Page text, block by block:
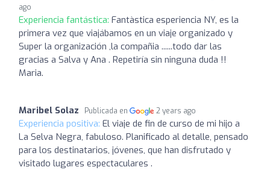
ago
Experiencia fantástica: Fantàstica esperiencia NY, es la
primera vez que viajábamos en un viaje organizado y
Super la organización ,la compañia ......todo dar las
gracias a Salva y Ana . Repetiría sin ninguna duda !!
Maria.
Maribel Solaz Publicada en 2 years ago
Experiencia positiva: El viaje de fin de curso de mi hijo a
La Selva Negra, fabuloso. Planificado al detalle, pensado
para los destinatarios, jóvenes, que han disfrutado y
visitado lugares espectaculares .